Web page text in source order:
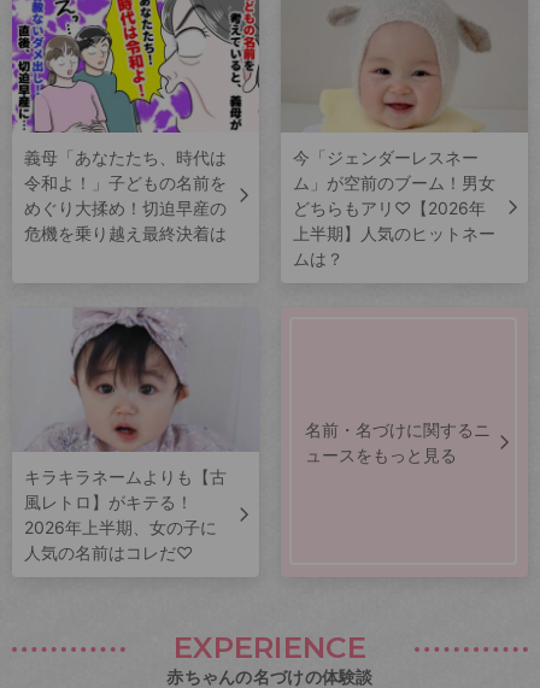
義母「あなたたち、時代は
令和よ！」子どもの名前を
めぐり大揉め！切迫早産の
危機を乗り越え最終決着は
今「ジェンダーレスネー
ム」が空前のブーム！男女
どちらもアリ♡【2026年
上半期】人気のヒットネー
ムは？
キラキラネームよりも【古
風レトロ】がキテる！
2026年上半期、女の子に
人気の名前はコレだ♡
名前・名づけに関するニ
ュースをもっと見る
EXPERIENCE
赤ちゃんの名づけの体験談